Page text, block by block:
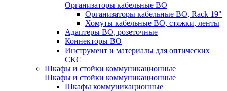
Организаторы кабельные ВО
Организаторы кабельные ВО, Rack 19"
Хомуты кабельные ВО, стяжки, ленты
Адаптеры ВО, розеточные
Коннекторы ВО
Инструмент и материалы для оптических
СКС
Шкафы и стойки коммуникационные
Шкафы и стойки коммуникационные
Шкафы коммуникационные